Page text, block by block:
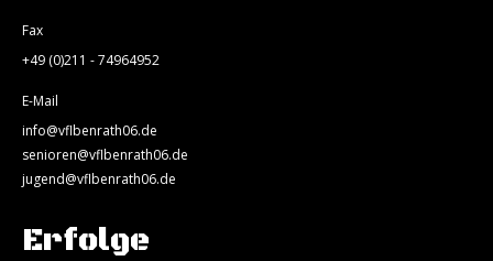
Fax
+49 (0)211 - 74964952
E-Mail
info@vflbenrath06.de
senioren@vflbenrath06.de
jugend@vflbenrath06.de
Erfolge